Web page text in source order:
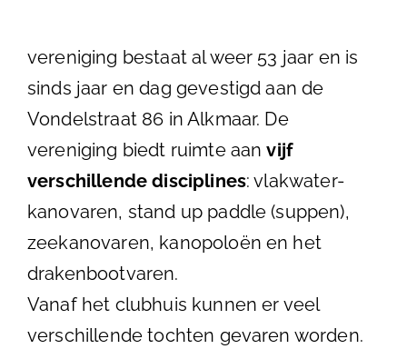
vereniging bestaat al weer 53 jaar en is
sinds jaar en dag gevestigd aan de
Vondelstraat 86 in Alkmaar. De
vereniging biedt ruimte aanvijf
verschillende disciplines: vlakwater-
kanovaren, stand up paddle (suppen),
zeekanovaren, kanopoloën en het
drakenbootvaren.
Vanaf het clubhuis kunnen er veel
verschillende tochten gevaren worden.